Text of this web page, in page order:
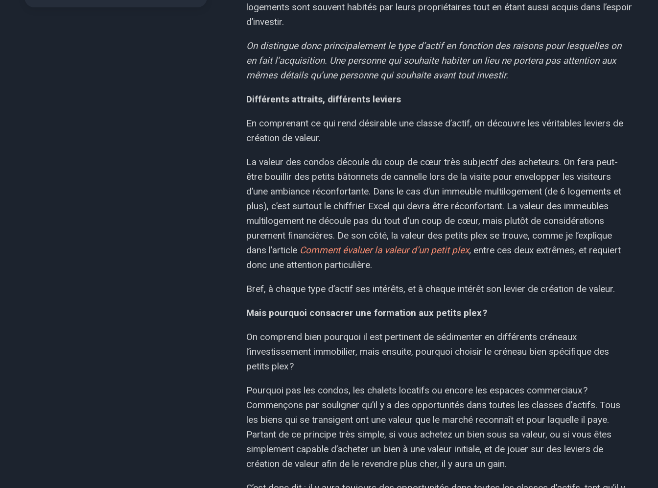
logements sont souvent habités par leurs propriétaires tout en étant aussi acquis dans l’espoir
d’investir.
On distingue donc principalement le type d’actif en fonction des raisons pour lesquelles on
en fait l’acquisition. Une personne qui souhaite habiter un lieu ne portera pas attention aux
mêmes détails qu’une personne qui souhaite avant tout investir.
Différents attraits, différents leviers
En comprenant ce qui rend désirable une classe d’actif, on découvre les véritables leviers de
création de valeur.
La valeur des condos découle du coup de cœur très subjectif des acheteurs. On fera peut-
être bouillir des petits bâtonnets de cannelle lors de la visite pour envelopper les visiteurs
d’une ambiance réconfortante. Dans le cas d’un immeuble multilogement (de 6 logements et
plus), c’est surtout le chiffrier Excel qui devra être réconfortant. La valeur des immeubles
multilogement ne découle pas du tout d’un coup de cœur, mais plutôt de considérations
purement financières. De son côté, la valeur des petits plex se trouve, comme je l’explique
dans l’article Comment évaluer la valeur d’un petit plex, entre ces deux extrêmes, et requiert
donc une attention particulière.
Bref, à chaque type d’actif ses intérêts, et à chaque intérêt son levier de création de valeur.
Mais pourquoi consacrer une formation aux petits plex ?
On comprend bien pourquoi il est pertinent de sédimenter en différents créneaux
l’investissement immobilier, mais ensuite, pourquoi choisir le créneau bien spécifique des
petits plex ?
Pourquoi pas les condos, les chalets locatifs ou encore les espaces commerciaux ?
Commençons par souligner qu’il y a des opportunités dans toutes les classes d’actifs. Tous
les biens qui se transigent ont une valeur que le marché reconnaît et pour laquelle il paye.
Partant de ce principe très simple, si vous achetez un bien sous sa valeur, ou si vous êtes
simplement capable d’acheter un bien à une valeur initiale, et de jouer sur des leviers de
création de valeur afin de le revendre plus cher, il y aura un gain.